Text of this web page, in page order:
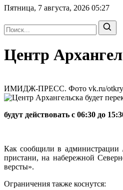
Пятница, 7 августа, 2026 05:27
Центр
ИМИДЖ-ПРЕСС. Фото vk.ru/
будут действовать с 06:30 до
Как сообщили в администрации
пристани, на набережной
версты».
Ограничения также коснутся: